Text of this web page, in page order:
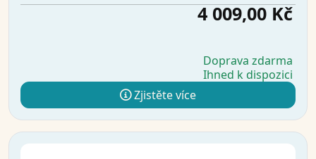
4 009,00 Kč
Doprava zdarma
Ihned k dispozici
Zjistěte více